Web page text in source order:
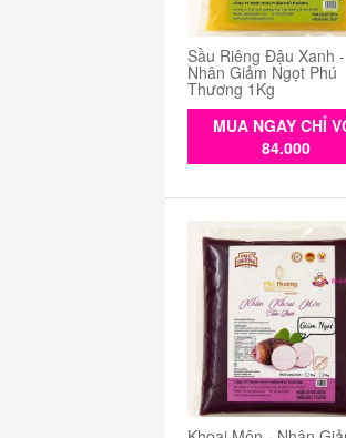
Sầu Riêng Đậu Xanh -
Nhân Giảm Ngọt Phú
Thương 1Kg
MUA NGAY CHỈ
84.000